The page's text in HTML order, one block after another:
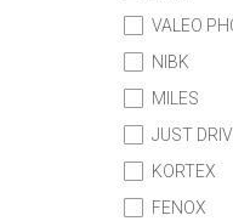
VALEO
NIBK
MILES
JUST
KORTEX
FENOX